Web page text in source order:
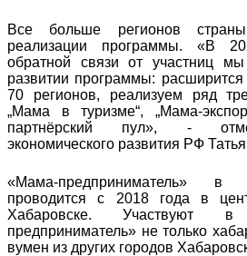
Все больше регионов
реализации программы. «В
обратной связи от участниц
развитии программы:
70 регионов, реализуем ряд
„Мама в туризме“, „Мама-
партнёрский пул», -
экономического развития РФ
«Мама-предприниматель» в
проводится с 2018 года в
Хабаровске. Участвуют
предприниматель» не только
вумен из других городов